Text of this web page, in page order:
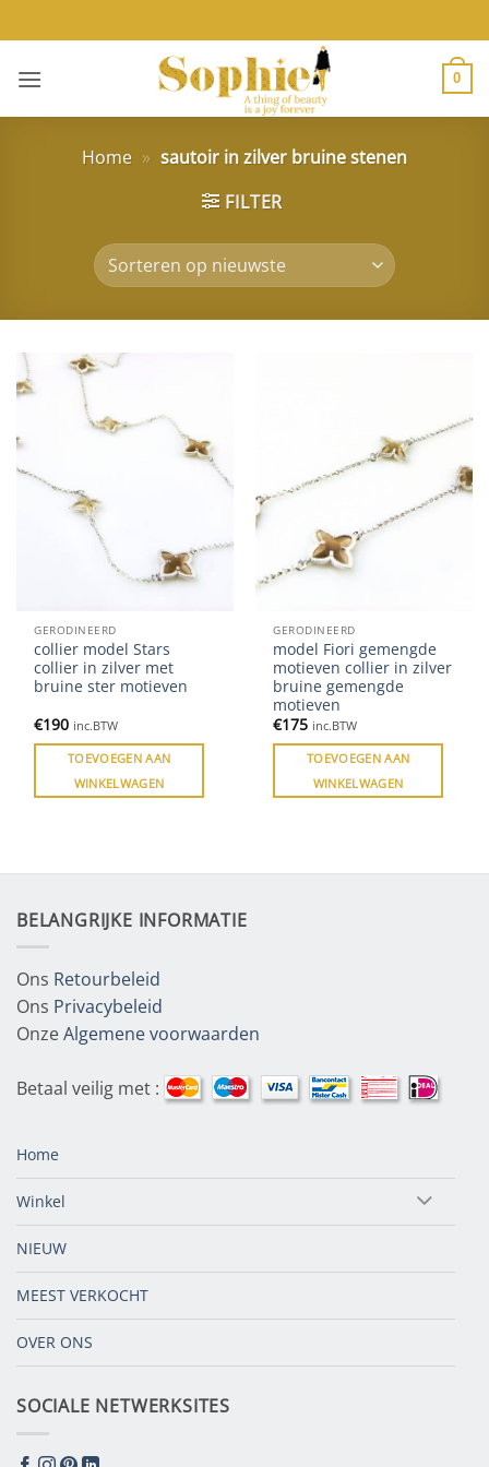
naar
inhoud
0
Home » sautoir in zilver bruine stenen
FILTER
GERODINEERD
collier model Stars
collier in zilver met
bruine ster motieven
€190 inc.BTW
TOEVOEGEN AAN
WINKELWAGEN
GERODINEERD
model Fiori gemengde
motieven collier in zilver
bruine gemengde
motieven
€175 inc.BTW
TOEVOEGEN AAN
WINKELWAGEN
BELANGRIJKE INFORMATIE
Ons Retourbeleid
Ons Privacybeleid
OnzeAlgemene voorwaarden
Betaal veilig met :
Home
Winkel
NIEUW
MEEST VERKOCHT
OVER ONS
SOCIALE NETWERKSITES